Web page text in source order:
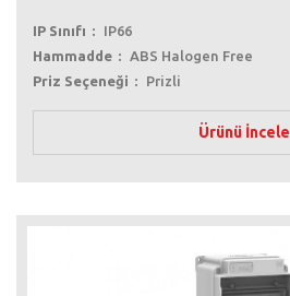
IP Sınıfı
IP66
Hammadde
ABS Halogen Free
Priz Seçeneği
Prizli
Ürünü İncele